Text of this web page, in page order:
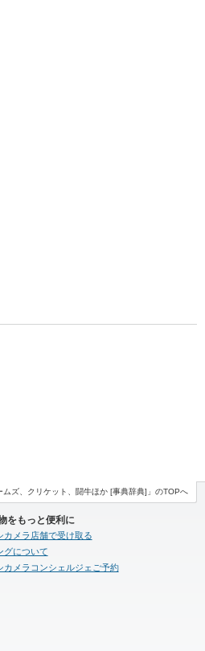
をもっと便利に
カメラ店舗で受け取る
グについて
カメラコンシェルジェご予約
ズ、クリケット、闘牛ほか [事典辞典]」のTOPへ